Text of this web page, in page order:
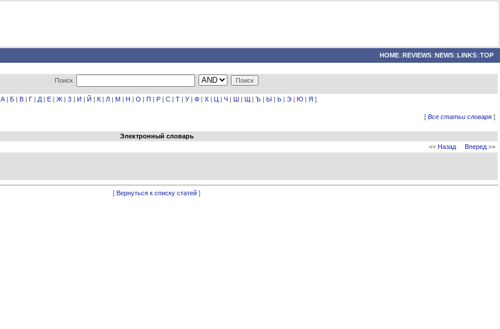
HOME::REVIEWS::NEWS::LINKS::TOP
Поиск
А| Б| В| Г| Д| Е| Ж| З | И | Й | К| Л| М| Н | О | П | Р| С| Т| У| Ф| Х| Ц | Ч| Ш| Щ | Ъ | Ы | Ь| Э| Ю| Я ]
[ Все статьи словаря ]
Электронный словарь
<< Назад Вперед >>
[ Вернуться к списку статей ]